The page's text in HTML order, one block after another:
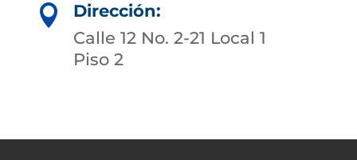

Dirección:
Calle 12 No. 2-21 Local 1
Piso 2